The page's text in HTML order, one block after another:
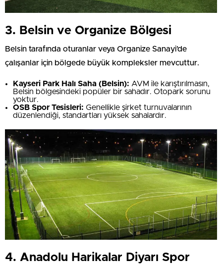
3. Belsin ve Organize Bölgesi
Belsin tarafında oturanlar veya Organize Sanayi’de
çalışanlar için bölgede büyük kompleksler mevcuttur.
Kayseri Park Halı Saha (Belsin): AVM ile karıştırılmasın,
Belsin bölgesindeki popüler bir sahadır. Otopark sorunu
yoktur.
OSB Spor Tesisleri: Genellikle şirket turnuvalarının
düzenlendiği, standartları yüksek sahalardır.
4. Anadolu Harikalar Diyarı Spor